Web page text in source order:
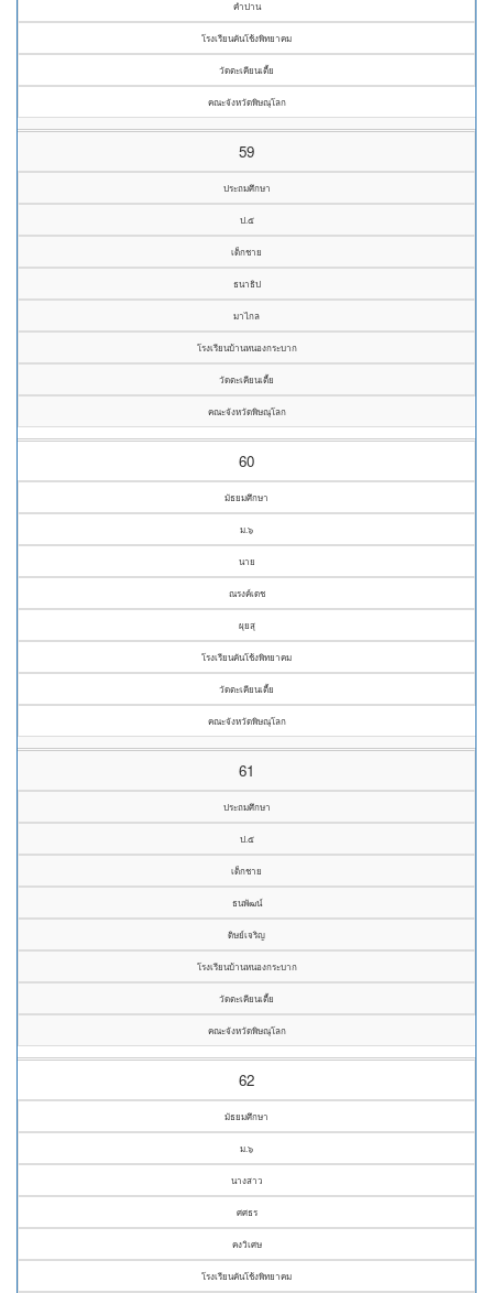
คำปาน
โรงเรียนคันโช้งพิทยาคม
วัดตะเคียนเตี้ย
คณะจังหวัดพิษณุโลก
59
ประถมศึกษา
ป.๕
เด็กชาย
ธนาธิป
มาไกล
โรงเรียนบ้านหนองกระบาก
วัดตะเคียนเตี้ย
คณะจังหวัดพิษณุโลก
60
มัธยมศึกษา
ม.๖
นาย
ณรงค์เดช
ผุยสุ
โรงเรียนคันโช้งพิทยาคม
วัดตะเคียนเตี้ย
คณะจังหวัดพิษณุโลก
61
ประถมศึกษา
ป.๕
เด็กชาย
ธนพัฒน์
ดิษย์เจริญ
โรงเรียนบ้านหนองกระบาก
วัดตะเคียนเตี้ย
คณะจังหวัดพิษณุโลก
62
มัธยมศึกษา
ม.๖
นางสาว
ศศธร
คงวิเศษ
โรงเรียนคันโช้งพิทยาคม